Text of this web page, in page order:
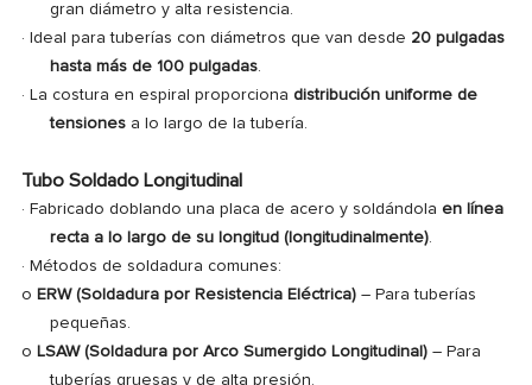
gran diámetro y alta resistencia.
· Ideal para tuberías con diámetros que van desde 20 pulgadas
hasta más de 100 pulgadas.
· La costura en espiral proporciona distribución uniforme de
tensionesa lo largo de la tubería.
Tubo Soldado Longitudinal
· Fabricado doblando una placa de acero y soldándola en línea
recta a lo largo de su longitud (longitudinalmente).
· Métodos de soldadura comunes:
o ERW (Soldadura por Resistencia Eléctrica)– Para tuberías
pequeñas.
o LSAW (Soldadura por Arco Sumergido Longitudinal)– Para
tuberías gruesas y de alta presión.